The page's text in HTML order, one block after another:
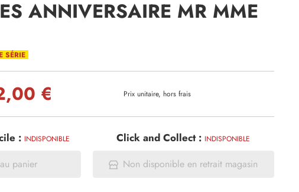
ANNIVERSAIRE MR MME
SÉRIE
€ Prix unitaire, hors frais
: INDISPONIBLE
panier
Click and Collect : INDISPONIBLE
Non disponible en retrait magasin